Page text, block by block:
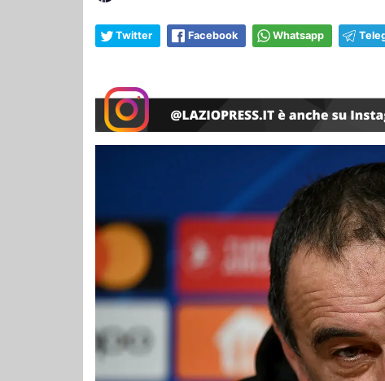
Twitter Facebook Whatsapp